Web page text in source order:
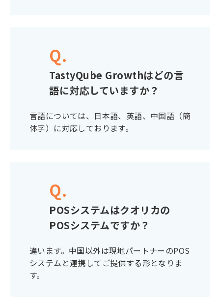
Q.
TastyQube Growthはどの言
語に対応していますか？
言語については、日本語、英語、中国語（簡
体字）に対応しております。
Q.
POSシステムはクオリカの
POSシステムですか？
違います。中国以外は現地パートナーのPOS
システムと連携してご提供する形となりま
す。